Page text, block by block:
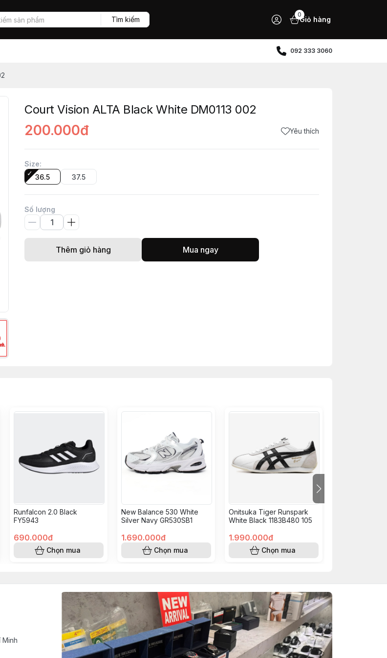
Tìm kiếm
0
Giỏ hàng
092 333 3060
Court Vision ALTA Black White DM0113 002
200.000đ Yêu thích
Size:
36.5
37.5
Số lượng
Thêm giỏ hàng Mua ngay
Runfalcon 2.0 Black
FY5943
690.000đ
Chọn mua
New Balance 530 White
Silver Navy GR530SB1
1.690.000đ
Chọn mua
Onitsuka Tiger Runspark
White Black 1183B480 105
1.990.000đ
Chọn mua